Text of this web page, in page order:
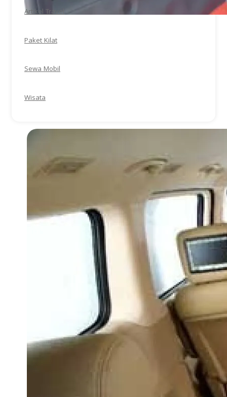
Artikel Travel
Paket Kilat
Sewa Mobil
Wisata